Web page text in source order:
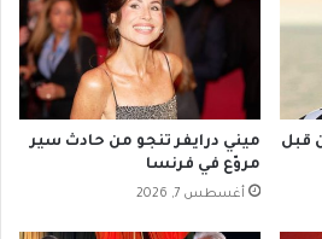
قبل
ميني درايفر تنجو من حادث سير
مروّع في فرنسا
أغسطس 7, 2026